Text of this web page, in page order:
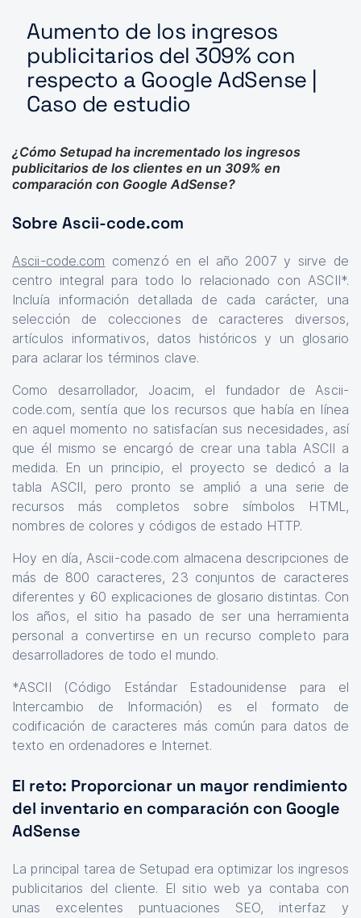
Aumento de los ingresos
publicitarios del 309% con
respecto a Google AdSense |
Caso de estudio
¿Cómo Setupad ha incrementado los ingresos
publicitarios de los clientes en un 309% en
comparación con Google AdSense?
Sobre Ascii-code.com
Ascii-code.com comenzó en el año 2007 y sirve de
centro integral para todo lo relacionado con ASCII*.
Incluía información detallada de cada carácter, una
selección de colecciones de caracteres diversos,
artículos informativos, datos históricos y un glosario
para aclarar los términos clave.
Como desarrollador, Joacim, el fundador de Ascii-
code.com, sentía que los recursos que había en línea
en aquel momento no satisfacían sus necesidades, así
que él mismo se encargó de crear una tabla ASCII a
medida. En un principio, el proyecto se dedicó a la
tabla ASCII, pero pronto se amplió a una serie de
recursos más completos sobre símbolos HTML,
nombres de colores y códigos de estado HTTP.
Hoy en día, Ascii-code.com almacena descripciones de
más de 800 caracteres, 23 conjuntos de caracteres
diferentes y 60 explicaciones de glosario distintas. Con
los años, el sitio ha pasado de ser una herramienta
personal a convertirse en un recurso completo para
desarrolladores de todo el mundo.
*ASCII (Código Estándar Estadounidense para el
Intercambio de Información) es el formato de
codificación de caracteres más común para datos de
texto en ordenadores e Internet.
El reto: Proporcionar un mayor rendimiento
del inventario en comparación con Google
AdSense
La principal tarea de Setupad era optimizar los ingresos
publicitarios del cliente. El sitio web ya contaba con
unas excelentes puntuaciones SEO, interfaz y